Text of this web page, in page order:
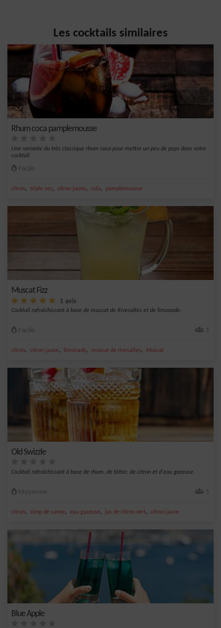
Les cocktails similaires
Rhum coca pamplemousse
Une variante du très classique rhum coca pour mettre un peu de peps dans votre
cocktail
Facile
citron, triple sec, citron jaune, cola, pamplemousse
Muscat Fizz
1 avis
Cocktail rafraîchissant à base de muscat de Rivesaltes et de limonade.
Facile 1
citron, citron jaune, limonade, muscat de rivesaltes, Muscat
Old Swizzle
Cocktail rafraîchissant à base de rhum, de bitter, de citron et d'eau gazeuse.
Moyenne 1
citron, sirop de canne, eau gazeuse, jus de citron vert, citron jaune
Blue Apple